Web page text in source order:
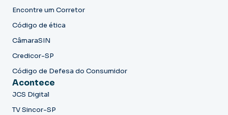
Encontre um Corretor
Código de ética
CâmaraSIN
Credicor-SP
Código de Defesa do Consumidor
Acontece
JCS Digital
TV Sincor-SP